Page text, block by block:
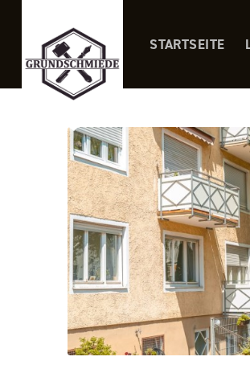
STARTSEITE